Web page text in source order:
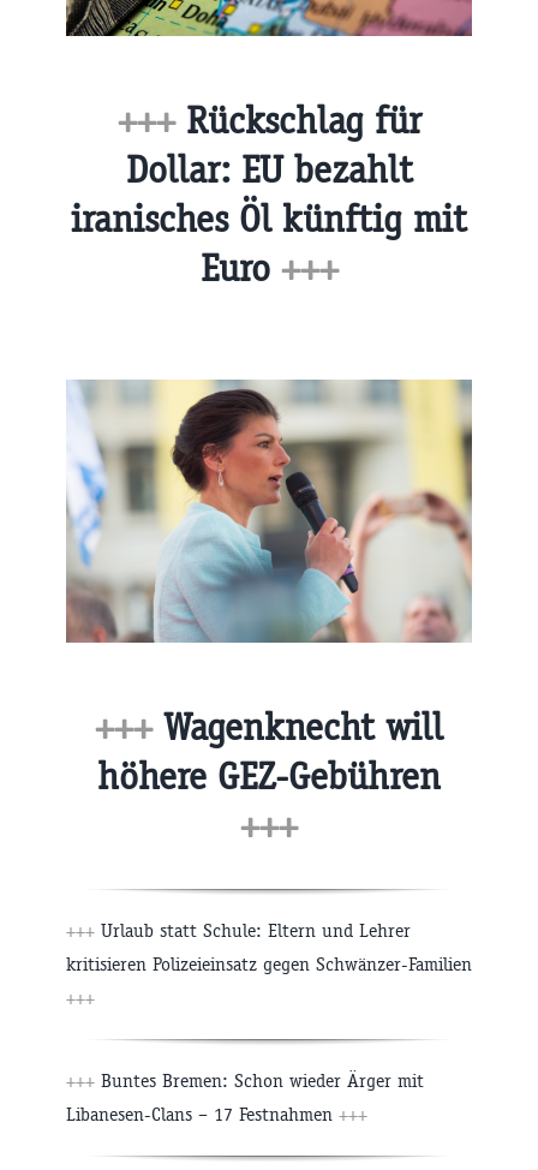
+++ Rückschlag für
Dollar: EU bezahlt
iranisches Öl künftig mit
Euro +++
+++ Wagenknecht will
höhere GEZ-Gebühren
+++
+++ Urlaub statt Schule: Eltern und Lehrer
kritisieren Polizeieinsatz gegen Schwänzer-Familien
+++
+++ Buntes Bremen: Schon wieder Ärger mit
Libanesen-Clans – 17 Festnahmen +++